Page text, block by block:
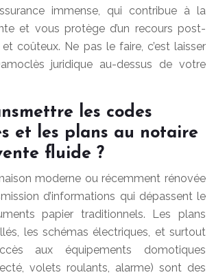
immense, qui contribue à la
et vous protège d’un recours post-
coûteux. Ne pas le faire, c’est laisser
juridique au-dessus de votre
les codes
et les plans au notaire
fluide ?
moderne ou récemment rénovée
d’informations qui dépassent le
papier traditionnels. Les plans
les schémas électriques, et surtout
aux équipements domotiques
volets roulants, alarme) sont des